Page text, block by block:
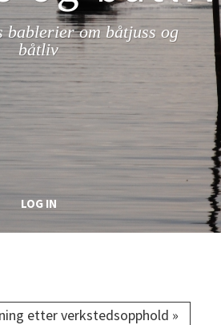
bablerier om båtjuss og
båtliv
LOG IN
etter verkstedsopphold »